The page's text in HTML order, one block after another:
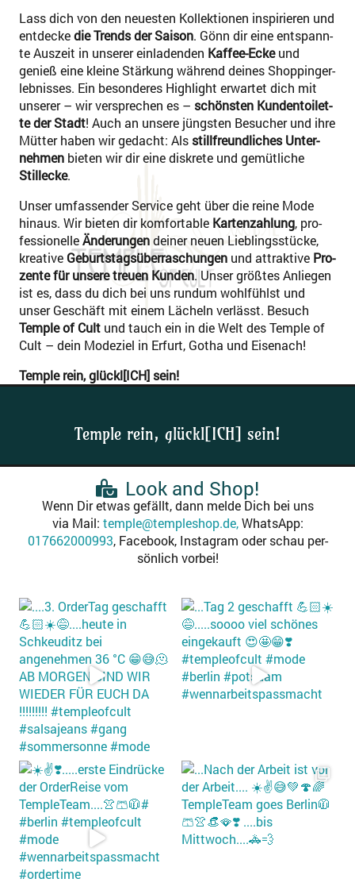
Lass dich von den neu­es­ten Kol­lek­tio­nen inspi­rie­ren und
ent­de­ckedie Trends der Sai­son. Gönn dir eine ent­spann­
te Aus­zeit in unse­rer ein­la­den­den Kaf­­fee-Eckeund
genieß eine klei­ne Stär­kung wäh­rend dei­nes Shop­ping­er­
leb­nis­ses. Ein beson­de­res High­light erwar­tet dich mit
unse­rer – wir ver­spre­chen es – schöns­ten Kun­den­toi­let­
te der Stadt! Auch an unse­re jüngs­ten Besu­cher und ihre
Müt­ter haben wir gedacht: Als still­freund­li­ches Unter­
neh­men bie­ten wir dir eine dis­kre­te und gemüt­li­che
Stille­cke.
Unser umfas­sen­der Ser­vice geht über die rei­ne Mode
hin­aus. Wir bie­ten dir kom­for­ta­ble Kar­ten­zah­lung, pro­
fes­sio­nel­leÄnde­run­gendei­ner neu­en Lieb­lings­stü­cke,
krea­ti­ve Geburts­tags­über­ra­schun­gen und attrak­ti­ve Pro­
zen­te für unse­re treu­en Kun­den. Unser größ­tes Anlie­gen
ist es, dass du dich bei uns rund­um wohl­fühlst und
unser Geschäft mit einem Lächeln ver­lässt. Besuch
Temp­le of Cult und tauch ein in die Welt des Temp­le of
Cult – dein Mode­ziel in Erfurt, Gotha und Eisenach!
Temp­le rein, glückl[ICH] sein!
Temple rein, glückl[ICH] sein!
Look and Shop!
Wenn Dir etwas gefällt, dann mel­de Dich bei uns
via Mail: temple@templeshop.de,Whats­App:
017662000993, Face­book, Insta­gram oder schau per­
sön­lich vorbei!